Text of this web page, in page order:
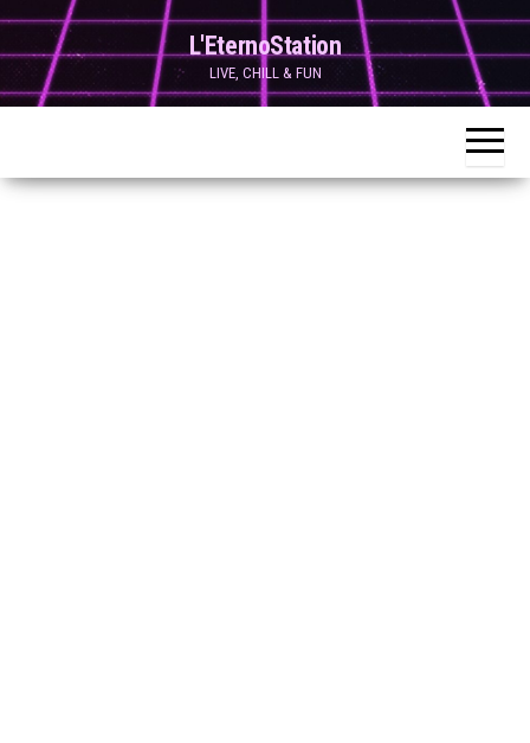
Skip
to
content
L'EternoStation
LIVE, CHILL & FUN